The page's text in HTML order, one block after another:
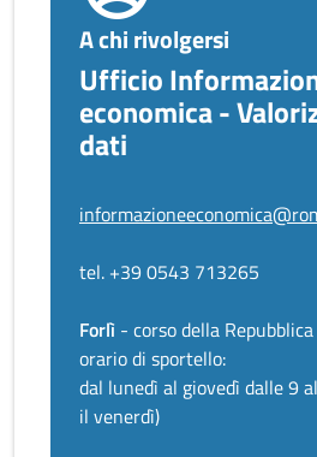
A chi rivolgersi
Ufficio
economica -
dati
tel. +39 0543 713265
Forlì - corso della
orario di sportello:
dal lunedì al giovedì dalle 9
il venerdì)